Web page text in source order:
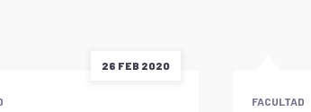
26 FEB 2020
FACULTAD